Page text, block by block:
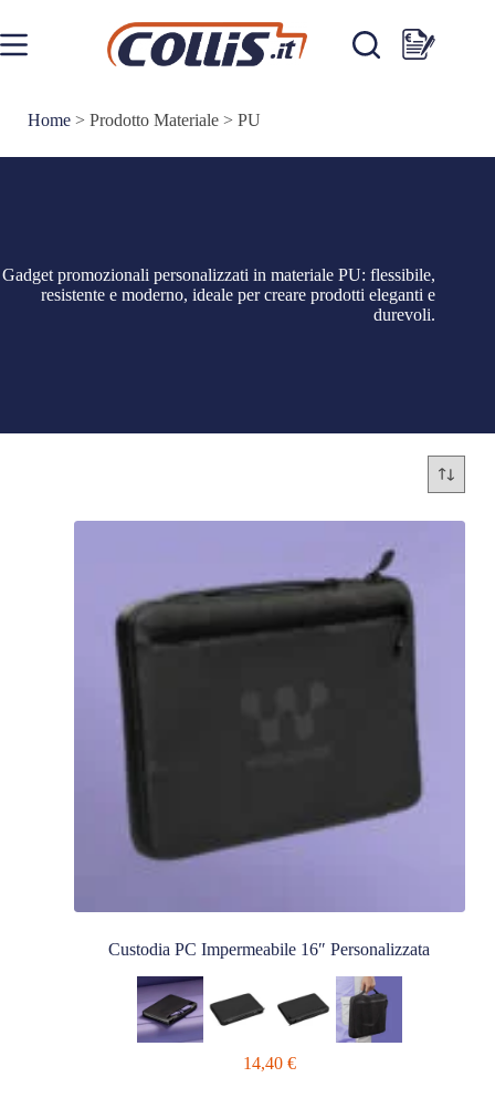
contenuto
Carrello
Home > Prodotto Materiale > PU
Gadget promozionali personalizzati in materiale PU: flessibile,
resistente e moderno, ideale per creare prodotti eleganti e
durevoli.
Custodia PC Impermeabile 16″ Personalizzata
14,40 €